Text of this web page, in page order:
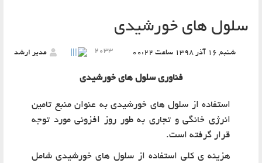
سلول های خورشیدی
شنبه, 16 آذر 1398 ساعت 00:22 2033 مدیر ارشد
فناوری سلول های خورشیدی
استفاده از سلول های خورشیدی به عنوان منبع تامین
انرژی خانگی و تجاری به طور روز افزونی مورد توجه
قرار گرفته است.
هزینه ی کلی استفاده از سلول های خورشیدی شامل